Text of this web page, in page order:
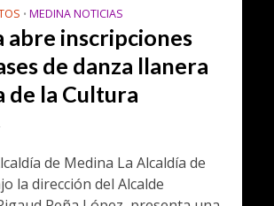
• MEDINA NOTICIAS
abre inscripciones
de danza llanera
de la Cultura
de Medina La Alcaldía de
la dirección del Alcalde